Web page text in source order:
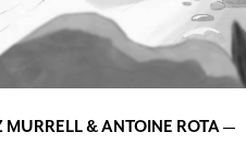
MURRELL & ANTOINE ROTA —